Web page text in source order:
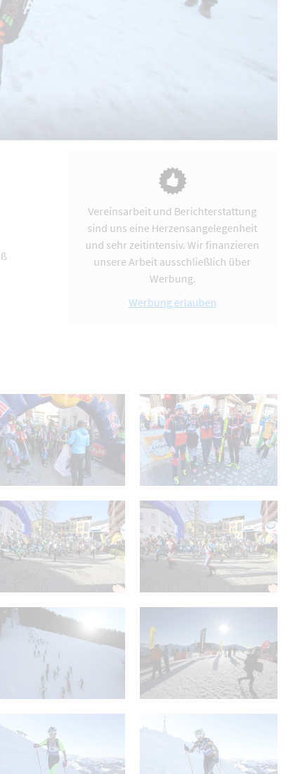
Vereinsarbeit und Berichterstattung
sind uns eine Herzensangelegenheit
und sehr zeitintensiv. Wir finanzieren
unsere Arbeit ausschließlich über
Werbung.
Werbung erlauben